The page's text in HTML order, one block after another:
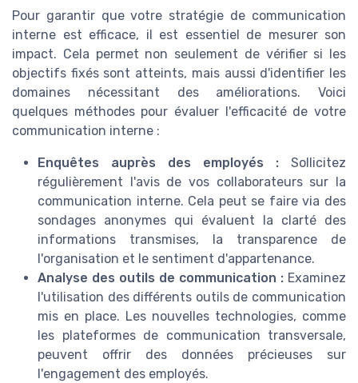
Pour garantir que votre stratégie de communication
interne est efficace, il est essentiel de mesurer son
impact. Cela permet non seulement de vérifier si les
objectifs fixés sont atteints, mais aussi d'identifier les
domaines nécessitant des améliorations. Voici
quelques méthodes pour évaluer l'efficacité de votre
communication interne :
Enquêtes auprès des employés : Sollicitez
régulièrement l'avis de vos collaborateurs sur la
communication interne. Cela peut se faire via des
sondages anonymes qui évaluent la clarté des
informations transmises, la transparence de
l'organisation et le sentiment d'appartenance.
Analyse des outils de communication : Examinez
l'utilisation des différents outils de communication
mis en place. Les nouvelles technologies, comme
les plateformes de communication transversale,
peuvent offrir des données précieuses sur
l'engagement des employés.